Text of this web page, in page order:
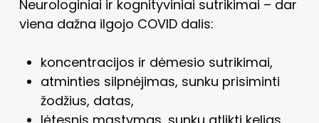
Neurologiniai ir kognityviniai sutrikimai – dar
viena dažna ilgojo COVID dalis:
koncentracijos ir dėmesio sutrikimai,
atminties silpnėjimas, sunku prisiminti
žodžius, datas,